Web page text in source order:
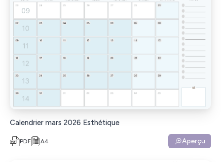
Calendrier mars 2026 Esthétique
PDF A4 Aperçu